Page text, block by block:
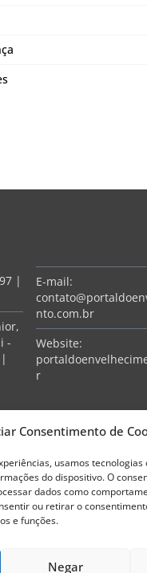
Consentimento de
usamos tecnologias
do dispositivo. O
dados como
ou retirar o
e funções.
Negar
|
-
E-mail:
nto.com.br
Website:
r